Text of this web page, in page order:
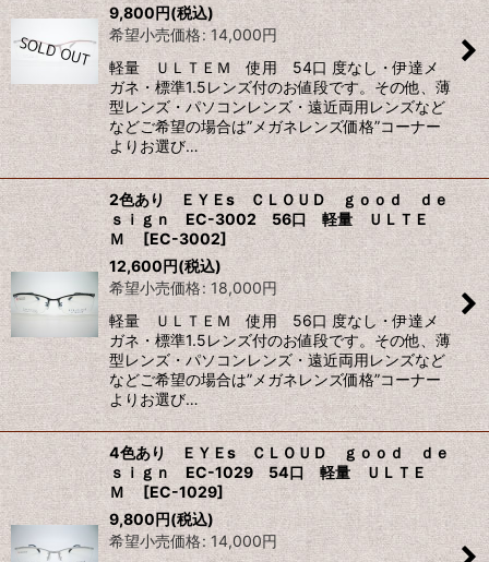
9,800円(税込)
希望小売価格: 14,000円
軽量 ＵＬＴＥＭ 使用 54口 度なし・伊達メ
ガネ・標準1.5レンズ付のお値段です。その他、薄
型レンズ・パソコンレンズ・遠近両用レンズなど
などご希望の場合は”メガネレンズ価格”コーナー
よりお選び…
2色あり ＥＹＥs ＣＬＯＵＤ ｇｏｏｄ ｄｅ
ｓｉｇｎ EC-3002 56口 軽量 ＵＬＴＥ
Ｍ[EC-3002]
12,600円(税込)
希望小売価格: 18,000円
軽量 ＵＬＴＥＭ 使用 56口 度なし・伊達メ
ガネ・標準1.5レンズ付のお値段です。その他、薄
型レンズ・パソコンレンズ・遠近両用レンズなど
などご希望の場合は”メガネレンズ価格”コーナー
よりお選び…
4色あり ＥＹＥs ＣＬＯＵＤ ｇｏｏｄ ｄｅ
ｓｉｇｎ EC-1029 54口 軽量 ＵＬＴＥ
Ｍ [EC-1029]
9,800円(税込)
希望小売価格: 14,000円